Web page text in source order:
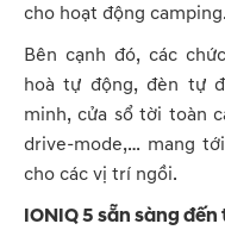
cho hoạt động camping.
Bên cạnh đó, các
hoà tự động, đèn tự
minh, cửa sổ tời toàn
drive-mode,… mang
cho các vị trí ngồi.
IONIQ 5 sẵn sàng